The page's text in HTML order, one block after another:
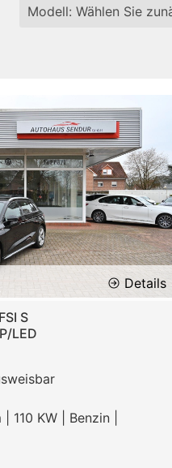
Details
S
LED
KW | Benzin |